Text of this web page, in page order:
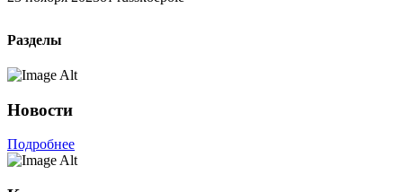
Разделы
Новости
Подробнее